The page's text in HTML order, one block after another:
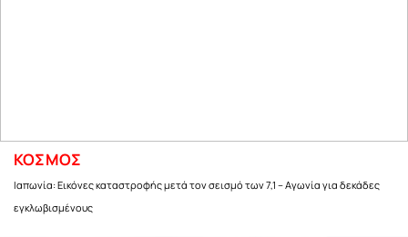
ΚΟΣΜΟΣ
Ιαπωνία: Εικόνες καταστροφής μετά τον σεισμό των 7,1 – Αγωνία για δεκάδες
εγκλωβισμένους